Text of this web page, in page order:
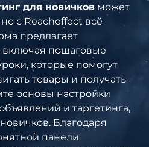
для новичков может
с Reacheffect всё
предлагает
включая пошаговые
которые помогут
товары и получать
основы настройки
и таргетинга,
Благодаря
панели